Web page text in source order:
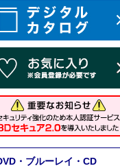
・ブルーレイ・CD